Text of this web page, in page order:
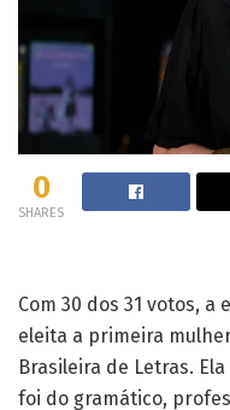
0
SHARES
Com 30 dos 31 votos,
eleita a primeira
Brasileira de Letras.
foi do gramático,